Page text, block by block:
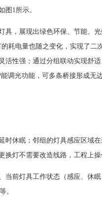
图1所示。
具，展现出绿色环保、节能、
耗电量也随之变化，实现了二
活性强；通过分组联动实现舒
调光功能，可多条桥接形成无
时休眠；邻组的灯具感应区域
灯不需要改造线路，工程上操
当前灯具工作状态（感应、休
。